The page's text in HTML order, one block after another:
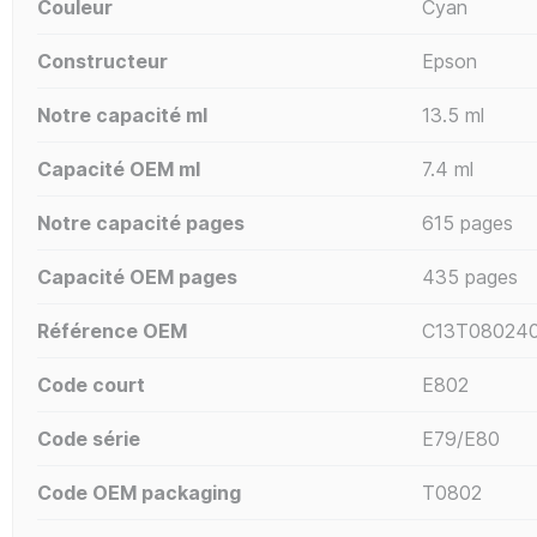
Couleur Cyan
Constructeur Epson
Notre capacité ml 13.5 ml
Capacité OEM ml 7.4 ml
Notre capacité pages 615 pages
Capacité OEM pages 435 pages
Référence OEM
Code court E802
Code série E79/E80
Code OEM packaging T0802